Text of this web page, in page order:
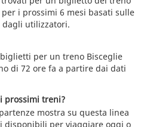
i prossimi 6 mesi basati sulle
utilizzatori.
per un treno Bisceglie
di 72 ore fa a partire dai dati
prossimi treni?
mostra su questa linea
disponibili per viaggiare oggi o